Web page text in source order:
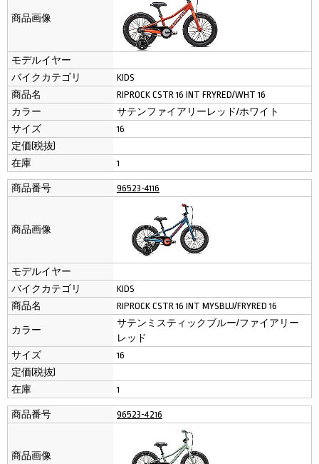
商品画像
モデルイヤー
バイクカテゴリ
KIDS
商品名
RIPROCK CSTR 16 INT FRYRED/WHT 16
カラー
サテンファイアリーレッド/ホワイト
サイズ
16
定価(税抜)
在庫
1
商品番号 96523-4116
商品画像
モデルイヤー
バイクカテゴリ
KIDS
商品名
RIPROCK CSTR 16 INT MYSBLU/FRYRED 16
カラー
サテンミスティックブルー/ファイアリー
レッド
サイズ
16
定価(税抜)
在庫
1
商品番号 96523-4216
商品画像